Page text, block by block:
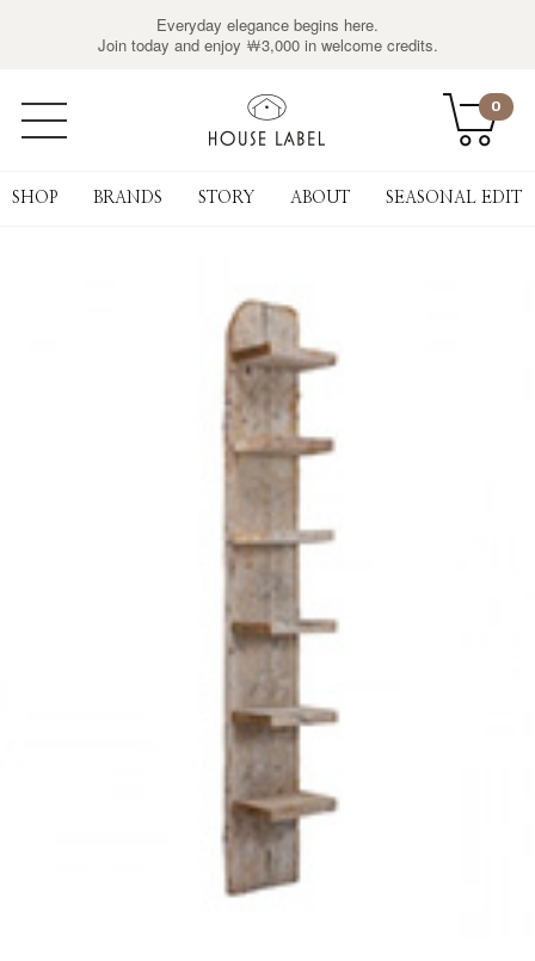
Everyday elegance begins here.
Join today and enjoy ￦3,000 in welcome credits.
0
SHOP BRANDS STORY ABOUT SEASONAL EDIT